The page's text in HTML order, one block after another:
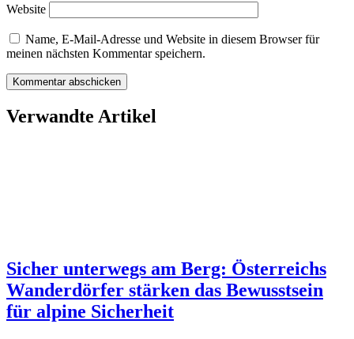
Website
Name, E-Mail-Adresse und Website in diesem Browser für
meinen nächsten Kommentar speichern.
Verwandte Artikel
Sicher unterwegs am Berg: Österreichs
Wanderdörfer stärken das Bewusstsein
für alpine Sicherheit